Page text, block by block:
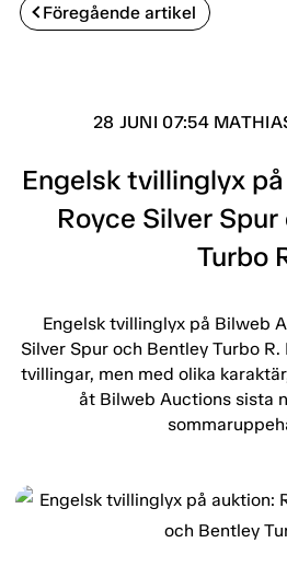
Föregående artikel
28 JUNI 07:54
Engelsk tvillinglyx
Royce Silver
Turbo
Engelsk tvillinglyx på Bilweb
Silver Spur och Bentley Turbo
tvillingar, men med olika
åt Bilweb Auctions sista